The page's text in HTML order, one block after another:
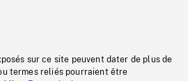
sur ce site peuvent dater de plus de
termes reliés pourraient être